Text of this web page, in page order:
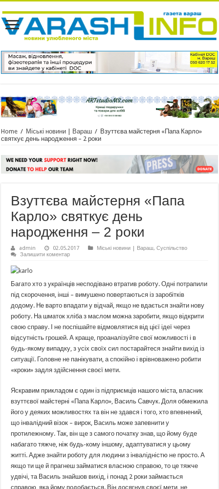
Home / Міські новини | Вараш / Взуттєва майстерня «Папа Карло»
святкує день народження – 2 роки
Взуттєва майстерня «Папа
Карло» святкує день
народження – 2 роки
admin 02.05.2017 Міські новини | Вараш,Суспільство
Залишити коментар
Багато хто з українців несподівано втратив роботу. Одні потрапили
під скорочення, інші – вимушено повертаються із заробітків
додому. Не варто впадати у відчай, якщо не вдається знайти нову
роботу. На шматок хліба з маслом можна заробити, якщо відкрити
свою справу. І не поспішайте відмовлятися від цієї ідеї через
відсутність грошей. А краще, проаналізуйте свої можливості і в
будь-якому випадку, з усіх своїх сил постарайтеся знайти вихід із
ситуації. Головне не панікувати, а спокійно і врівноважено робити
«кроки» задля здійснення своєї мети.
Яскравим прикладом є один із підприємців нашого міста, власник
взуттєвої майстерні «Папа Карло», Василь Савчук. Доля обмежила
його у деяких можливостях та він не здався і того, хто впевнений,
що інвалідний візок – вирок, Василь може запевнити у
протилежному. Так, він ще з самого початку знав, що йому буде
набагато тяжче, ніж будь-кому іншому, адаптуватися у цьому
житті. Адже знайти роботу для людини з інвалідністю не просто. А
якщо ти ще й прагнеш займатися власною справою, то це тяжче
удвічі, та Василь знайшов вихід, і понад 2 роки займається
справою, яка йому подобається. Він досягнув своєї мети, не